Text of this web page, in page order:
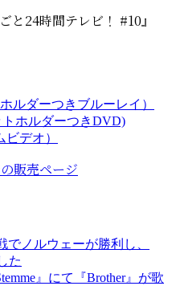
と24時間テレビ！ #10』
ルダーつきブルーレイ）
ホルダーつきDVD)
デオ）
販売ページ
ノルウェーが勝利し、
た
』にて『Brother』が歌